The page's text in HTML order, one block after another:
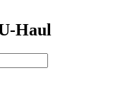
Haul